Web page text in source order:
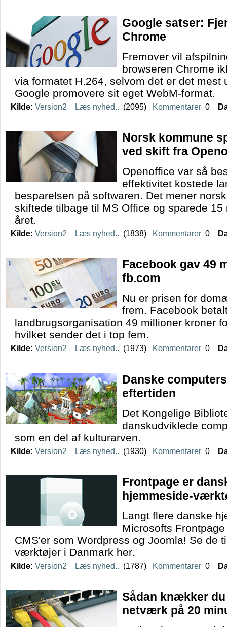
Google satser:
Chrome
Fremover vil
browseren Chrome
via formatet H.264, selvom det er det mest
Google promovere sit eget WebM-format.
Kilde: Version2 Læs nyhed.. (2095) Kommentarer 0
Norsk kommune
ved skift fra
Openoffice var så
effektivitet kostede
besparelsen på softwaren. Det mener
skiftede tilbage til MS Office og sparede
året.
Kilde: Version2 Læs nyhed.. (1838) Kommentarer 0
Facebook gav 49
fb.com
Nu er prisen for
frem. Facebook
landbrugsorganisation 49 millioner kroner
hvilket sender det i top fem.
Kilde: Version2 Læs nyhed.. (1973) Kommentarer 0
Danske
eftertiden
Det Kongelige
danskudviklede
som en del af kulturarven.
Kilde: Version2 Læs nyhed.. (1930) Kommentarer 0
Frontpage er
hjemmeside-
Langt flere danske
Microsofts
CMS'er som Wordpress og Joomla! Se de
værktøjer i Danmark her.
Kilde: Version2 Læs nyhed.. (1787) Kommentarer 0
Sådan knækker
netværk på 20